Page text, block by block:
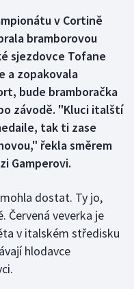
v Cortině
bramborovou
sjezdovce Tofane
a zopakovala
bude bramboračka
závodě. "Kluci italští
tak ti zase
řekla směrem
Gamperovi.
dostat. Ty jo,
Červená veverka je
v italském středisku
hlodavce